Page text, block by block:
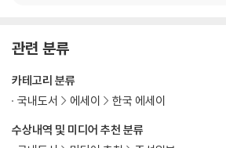
관련 분류
수상내역 및 미디어 추천 분류
카테고리 분류
국내도서
에세이 한국 에세이